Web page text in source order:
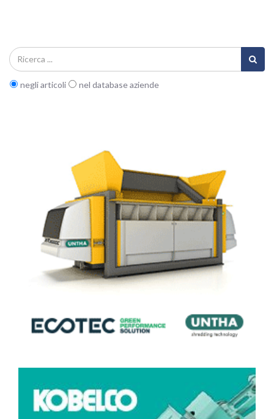
negli articoli nel database aziende